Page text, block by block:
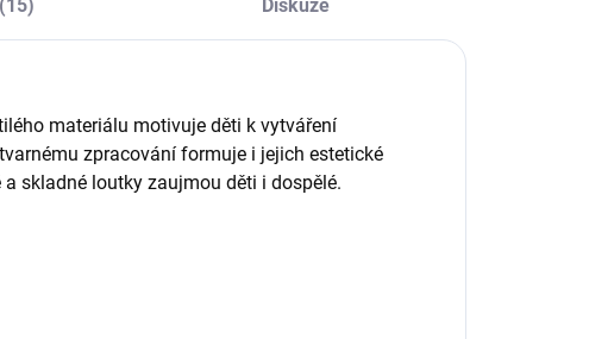
Diskuze
materiálu motivuje děti k vytváření
zpracování formuje i jejich estetické
skladné loutky zaujmou děti i dospělé.